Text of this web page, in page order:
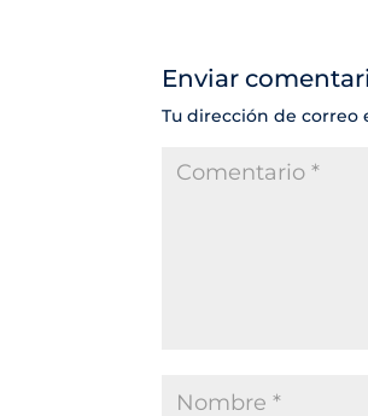
Enviar
Tu dirección de correo